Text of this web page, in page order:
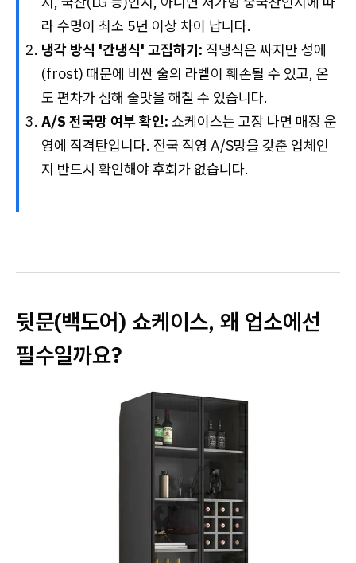
라 수명이 최소 5년 이상차이 납니다.
냉각 방식 '간냉식' 고집하기: 직냉식은 싸지만 성에
(frost) 때문에 비싼 술의 라벨이 훼손될 수 있고, 온
도 편차가 심해 술맛을 해칠 수 있습니다.
A/S 전국망 여부 확인: 쇼케이스는 고장 나면 매장 운
영에 직격탄입니다. 전국 직영 A/S망을 갖춘 업체인
지 반드시 확인해야 후회가 없습니다.
뒷문(백도어) 쇼케이스, 왜 업소에선
필수일까요?